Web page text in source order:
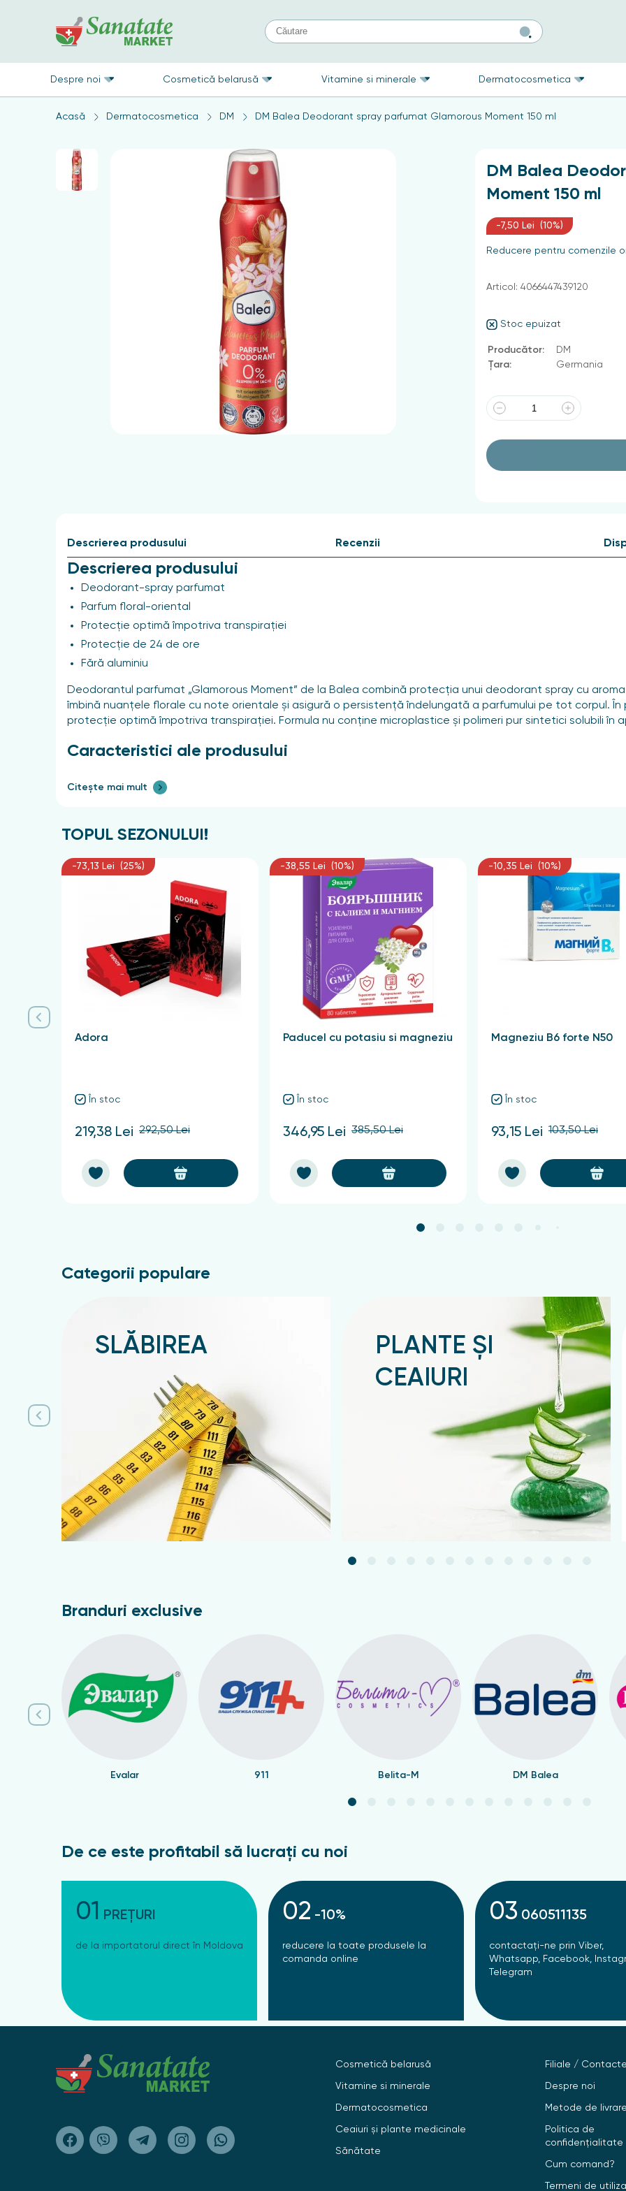
Despre noi Cosmetică belarusă Vitamine si minerale Dermatocosmetica
Acasă Dermatocosmetica DM DM Balea Deodorant spray parfumat Glamorous Moment 150 ml
DM Balea
Moment 150 ml
-7,50 Lei (10%)
Reducere pentru comenzile
Stoc epuizat
Producător:
DM
Țara:
Germania
Articol: 4066447439120
Descrierea produsului
Descrierea produsului
Deodorant-spray parfumat
Parfum floral-oriental
Protecție optimă împotriva transpirației
Protecție de 24 de ore
Fără aluminiu
Deodorantul parfumat „Glamorous Moment” de la Balea combină protecția unui deodorant spray cu
îmbină nuanțele florale cu note orientale și asigură o persistență îndelungată a parfumului pe tot corpul. În
protecție optimă împotriva transpirației. Formula nu conține microplastice și polimeri pur sintetici solubili în
Caracteristici ale produsului
Grupuri aromatice:
Concentrația parfumului:
Deodorant parfumat
Textură / Consistență / Aplicare:
Spray
Proprietățile produsului:
Fără conservanți, fără săruri de aluminiu (ACH), fără parafine / uleiuri minerale, fără parabeni, fără coloranți,
Citește mai mult
Recenzii
TOPUL SEZONULUI!
-73,13 Lei (25%)
Adora
În stoc
219,38 Lei 292,50 Lei
-38,55 Lei (10%)
Paducel cu potasiu si magneziu
În stoc
346,95 Lei 385,50 Lei
-10,35 Lei (10%)
Magneziu B6 forte N50
În stoc
93,15 Lei 103,50 Lei
Categorii populare
SLĂBIREA
PLANTE ȘI
CEAIURI
Branduri exclusive
Evalar 911 Belita-M DM Balea
De ce este profitabil să lucrați cu noi
01 PREȚURI
de la importatorul direct în Moldova
02 -10%
reducere la toate produsele la
comanda online
03 060511135
contactați-ne prin Viber,
Whatsapp, Facebook,
Telegram
Cosmetică belarusă
Vitamine si minerale
Dermatocosmetica
Ceaiuri și plante medicinale
Sănătate
Filiale / Contacte
Despre noi
Metode de livrare
Politica de
confidențialitate
Cum comand?
Termeni de